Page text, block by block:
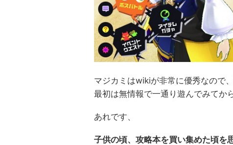
マジカミはwikiが非常に優秀なので
最初は無情報で一通り遊んでみてか
あれです、
子供の頃、攻略本を買い集めた頃を